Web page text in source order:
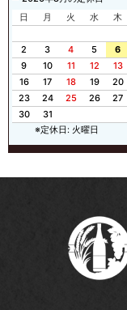
日
月 火 水 木
2
3 4 5 6
9
10 11 12 13
16
17 18 19 20
23
24 25 26 27
30
31
※定休日: 火曜日